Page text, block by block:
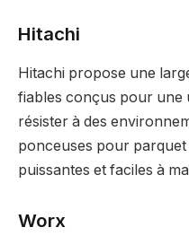
Hitachi
Hitachi propose une
fiables conçus pour une
résister à des
ponceuses pour
puissantes et faciles à
Worx